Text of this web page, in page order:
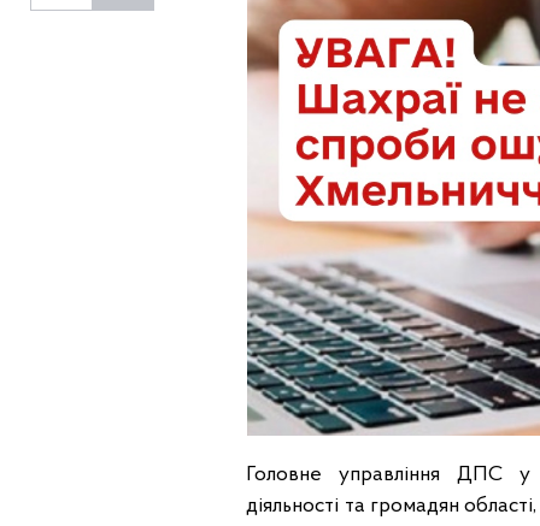
Головне управління ДПС у
діяльності та громадян